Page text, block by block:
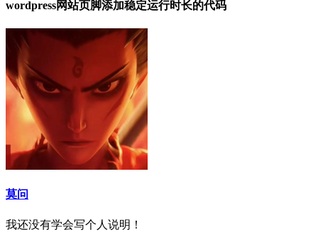
wordpress网站页脚添加稳定运行时长的代码
莫问
我还没有学会写个人说明！